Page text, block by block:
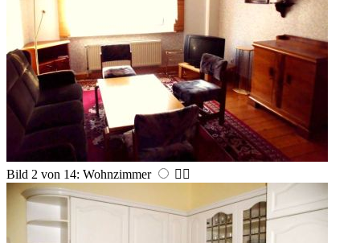
Bild 2 von 14: Wohnzimmer  